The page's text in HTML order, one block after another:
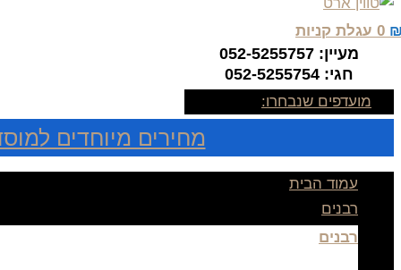
0 עגלת קניות
מעיין: 052-5255757
חגי: 052-5255754
מועדפים שנבחרו:
מחירים מיוחדים
עמוד הבית
רבנים
רבנים